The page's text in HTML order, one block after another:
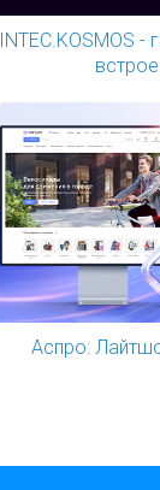
INTEC.KOSMOS -
Аспро: